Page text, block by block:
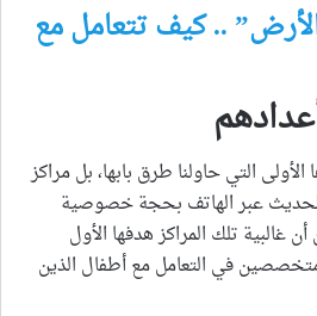
.. كيف تتعامل مع
التي حاولنا طرق بابها، بل مراكز
عبر الهاتف بحجة خصوصية
غالبية تلك المراكز هدفها الأول
في التعامل مع أطفال الذين